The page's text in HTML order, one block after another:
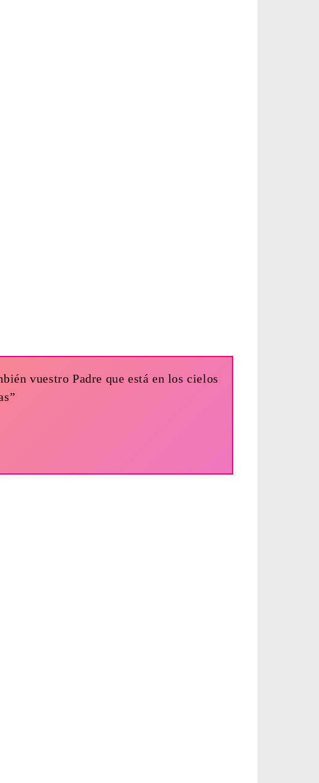
vuestro Padre que está en los cielos